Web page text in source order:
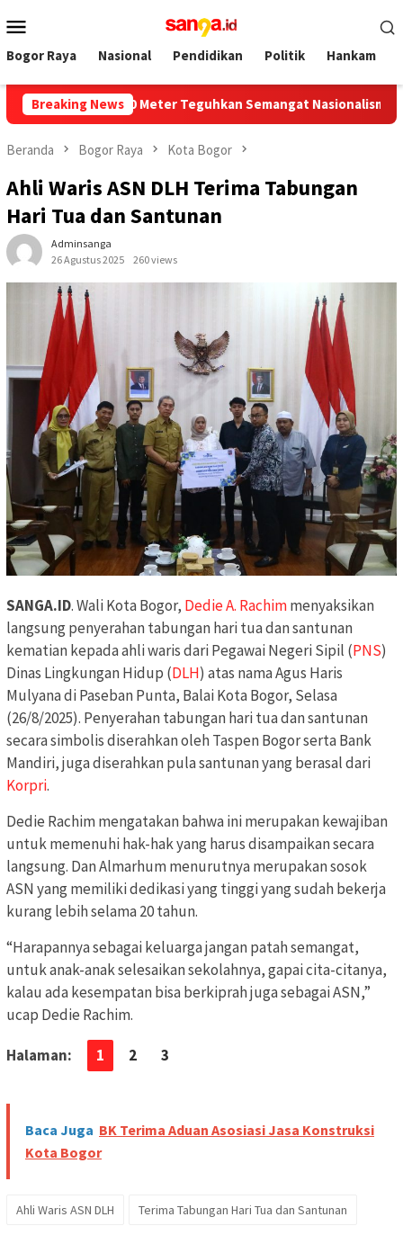
ke
kontenMobile
Bogor Raya Nasional Pendidikan Politik Hankam
Breaking News
500 Meter Teguhkan Semangat Nasionalisme Warga Kota
Beranda Bogor Raya Kota Bogor
Ahli Waris ASN DLH Terima Tabungan
Hari Tua dan Santunan
Adminsanga
26 Agustus 2025
260 views
SANGA.ID. Wali Kota Bogor, Dedie A. Rachimmenyaksikan
langsung penyerahan tabungan hari tua dan santunan
kematian kepada ahli waris dari Pegawai Negeri Sipil (PNS)
Dinas Lingkungan Hidup (DLH) atas nama Agus Haris
Mulyana di Paseban Punta, Balai Kota Bogor, Selasa
(26/8/2025). Penyerahan tabungan hari tua dan santunan
secara simbolis diserahkan oleh Taspen Bogor serta Bank
Mandiri, juga diserahkan pula santunan yang berasal dari
Korpri.
Dedie Rachim mengatakan bahwa ini merupakan kewajiban
untuk memenuhi hak-hak yang harus disampaikan secara
langsung. Dan Almarhum menurutnya merupakan sosok
ASN yang memiliki dedikasi yang tinggi yang sudah bekerja
kurang lebih selama 20 tahun.
“Harapannya sebagai keluarga jangan patah semangat,
untuk anak-anak selesaikan sekolahnya, gapai cita-citanya,
kalau ada kesempatan bisa berkiprah juga sebagai ASN,”
ucap Dedie Rachim.
Halaman: 1 2 3
Baca Juga BK Terima Aduan Asosiasi Jasa Konstruksi
Kota Bogor
Ahli Waris ASN DLH Terima Tabungan Hari Tua dan Santunan